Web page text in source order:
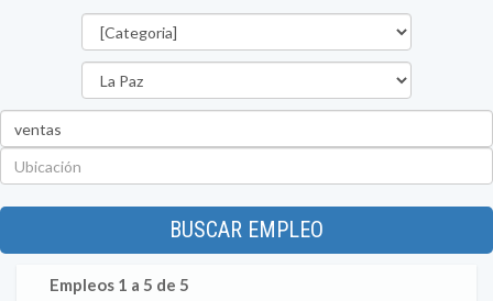
BUSCAR EMPLEO
Empleos 1 a 5 de 5